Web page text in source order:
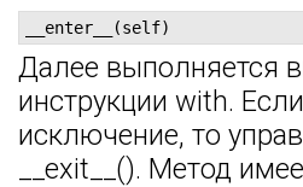
__enter__(self)
Далее выполняется
инструкции with.
исключение, то
__exit__(). Метод